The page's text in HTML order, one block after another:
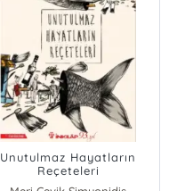
Unutulmaz Hayatların
Reçeteleri